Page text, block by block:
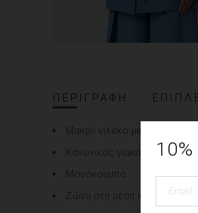
ΠΕΡΙΓΡΑΦΉ
Μακρύ γιλέκο με κανονική
Κανονικός γιακάς με πέτο
Μονόκουμπο
Ζώνη στη μέση και πλαϊνές